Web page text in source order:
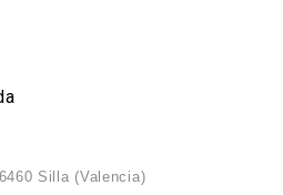
Silla (Valencia)